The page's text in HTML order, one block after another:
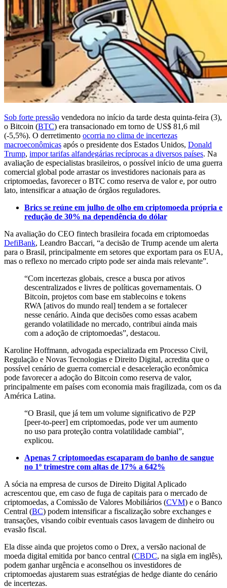
Sob forte pressão vendedora no início da tarde desta quinta-feira (3),
o Bitcoin (BTC) era transacionado em torno de US$ 81,6 mil
(-5,5%). O derretimento ocorria no clima de incertezas
macroeconômicas após o presidente dos Estados Unidos, Donald
Trump, impor tarifas alfandegárias recíprocas a diversos países. Na
avaliação de especialistas brasileiros, o possível início de uma guerra
comercial global pode arrastar os investidores nacionais para as
criptomoedas, favorecer o BTC como reserva de valor e, por outro
lato, intensificar a atuação de órgãos reguladores.
Brics se reúne em julho de olho em criptomoeda própria e
redução de 30% na dependência do dólar
Na avaliação do CEO fintech brasileira focada em criptomoedas
DefiBank, Leandro Baccari, “a decisão de Trump acende um alerta
para o Brasil, principalmente em setores que exportam para os EUA,
mas o reflexo no mercado cripto pode ser ainda mais relevante”.
“Com incertezas globais, cresce a busca por ativos
descentralizados e livres de políticas governamentais. O
Bitcoin, projetos com base em stablecoins e tokens
RWA [ativos do mundo real] tendem a se fortalecer
nesse cenário. Ainda que decisões como essas acabem
gerando volatilidade no mercado, contribui ainda mais
com a adoção de criptomoedas”, destacou.
Karoline Hoffmann, advogada especializada em Processo Civil,
Regulação e Novas Tecnologias e Direito Digital, acredita que o
possível cenário de guerra comercial e desaceleração econômica
pode favorecer a adoção do Bitcoin como reserva de valor,
principalmente em países com economia mais fragilizada, com os da
América Latina.
“O Brasil, que já tem um volume significativo de P2P
[peer-to-peer] em criptomoedas, pode ver um aumento
no uso para proteção contra volatilidade cambial”,
explicou.
Apenas 7 criptomoedas escaparam do banho de sangue
no 1º trimestre com altas de 17% a 642%
A sócia na empresa de cursos de Direito Digital Aplicado
acrescentou que, em caso de fuga de capitais para o mercado de
criptomoedas, a Comissão de Valores Mobiliários (CVM) e o Banco
Central (BC) podem intensificar a fiscalização sobre exchanges e
transações, visando coibir eventuais casos lavagem de dinheiro ou
evasão fiscal.
Ela disse ainda que projetos como o Drex, a versão nacional de
moeda digital emitida por banco central (CBDC, na sigla em inglês),
podem ganhar urgência e aconselhou os investidores de
criptomoedas ajustarem suas estratégias de hedge diante do cenário
de incertezas.